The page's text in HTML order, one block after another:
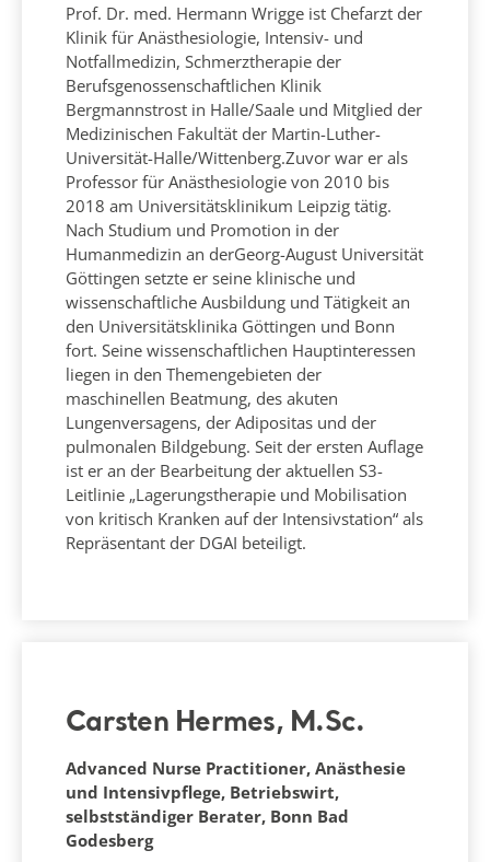
Prof. Dr. med. Hermann Wrigge ist Chefarzt der
Klinik für Anästhesiologie, Intensiv- und
Notfallmedizin, Schmerztherapie der
Berufsgenossenschaftlichen Klinik
Bergmannstrost in Halle/Saale und Mitglied der
Medizinischen Fakultät der Martin-Luther-
Universität-Halle/Wittenberg.Zuvor war er als
Professor für Anästhesiologie von 2010 bis
2018 am Universitätsklinikum Leipzig tätig.
Nach Studium und Promotion in der
Humanmedizin an derGeorg-August Universität
Göttingen setzte er seine klinische und
wissenschaftliche Ausbildung und Tätigkeit an
den Universitätsklinika Göttingen und Bonn
fort. Seine wissenschaftlichen Hauptinteressen
liegen in den Themengebieten der
maschinellen Beatmung, des akuten
Lungenversagens, der Adipositas und der
pulmonalen Bildgebung. Seit der ersten Auflage
ist er an der Bearbeitung der aktuellen S3-
Leitlinie „Lagerungstherapie und Mobilisation
von kritisch Kranken auf der Intensivstation“ als
Repräsentant der DGAI beteiligt.
Carsten Hermes, M.Sc.
Advanced Nurse Practitioner, Anästhesie
und Intensivpflege, Betriebswirt,
selbstständiger Berater, Bonn Bad
Godesberg